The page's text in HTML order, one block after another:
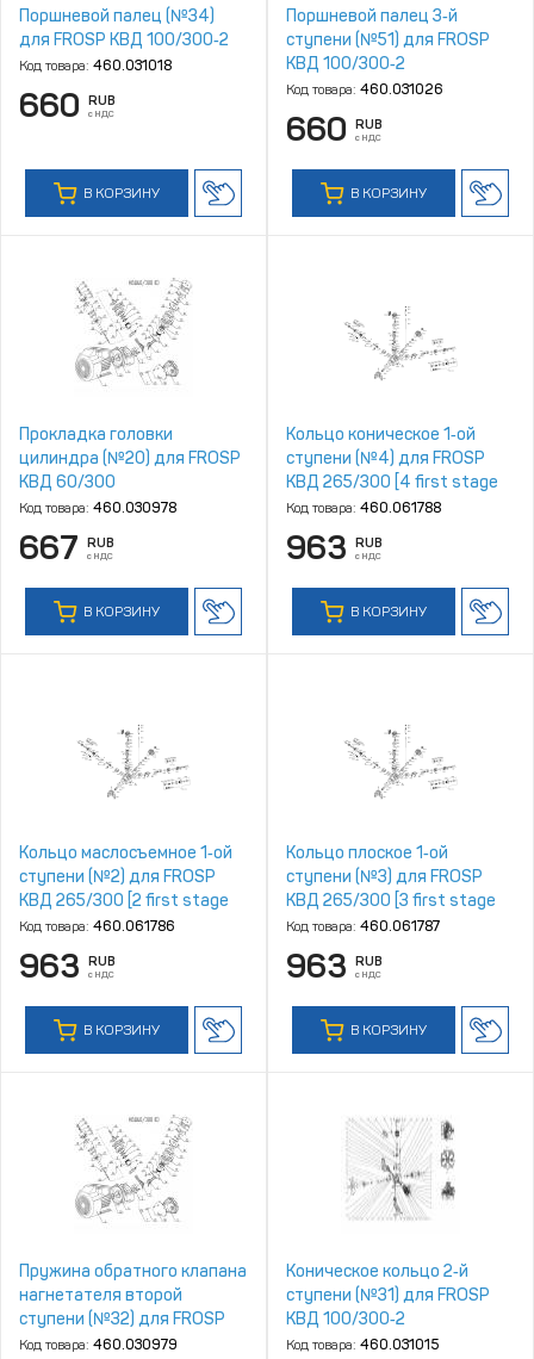
Поршневой палец (№34)
для FROSP КВД 100/300‑2
Код товара: 460.031018
660 RUB
с НДС
В КОРЗИНУ
Поршневой палец 3‑й
ступени (№51) для FROSP
КВД 100/300‑2
Код товара: 460.031026
660 RUB
с НДС
В КОРЗИНУ
Прокладка головки
цилиндра (№20) для FROSP
КВД 60/300
Код товара: 460.030978
667 RUB
с НДС
В КОРЗИНУ
Кольцо коническое 1‑ой
ступени (№4) для FROSP
КВД 265/300 [4 first stage
conical ring]
Код товара: 460.061788
963 RUB
с НДС
В КОРЗИНУ
Кольцо маслосъемное 1‑ой
ступени (№2) для FROSP
КВД 265/300 [2 first stage
oilring]
Код товара: 460.061786
963 RUB
с НДС
В КОРЗИНУ
Кольцо плоское 1‑ой
ступени (№3) для FROSP
КВД 265/300 [3 first stage
flat ring]
Код товара: 460.061787
963 RUB
с НДС
В КОРЗИНУ
Пружина обратного клапана
нагнетателя второй
ступени (№32) для FROSP
КВД 60/300
Код товара: 460.030979
Коническое кольцо 2‑й
ступени (№31) для FROSP
КВД 100/300‑2
Код товара: 460.031015